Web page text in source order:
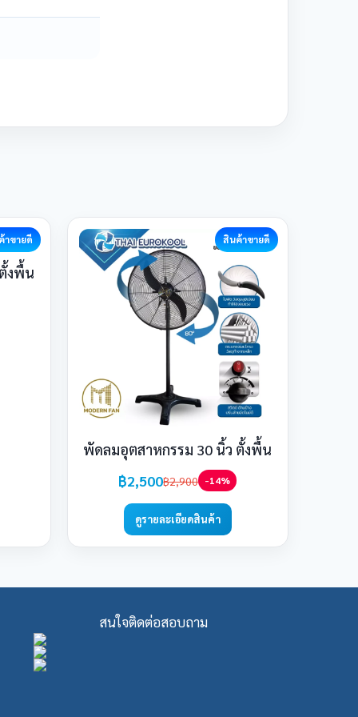
าขายดี
งพื้น
สินค้าขายดี
พัดลมอุตสาหกรรม 30 นิ้ว ตั้งพื้น
฿2,500฿2,900 -14%
ดูรายละเอียดสินค้า
สนใจติดต่อสอบถาม